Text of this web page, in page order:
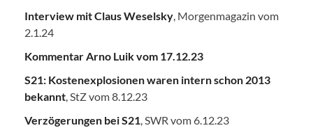
Interview mit Claus Weselsky, Morgenmagazin vom
2.1.24
Kommentar Arno Luik vom 17.12.23
S21: Kostenexplosionen waren intern schon 2013
bekannt, StZ vom 8.12.23
Verzögerungen bei S21, SWR vom 6.12.23